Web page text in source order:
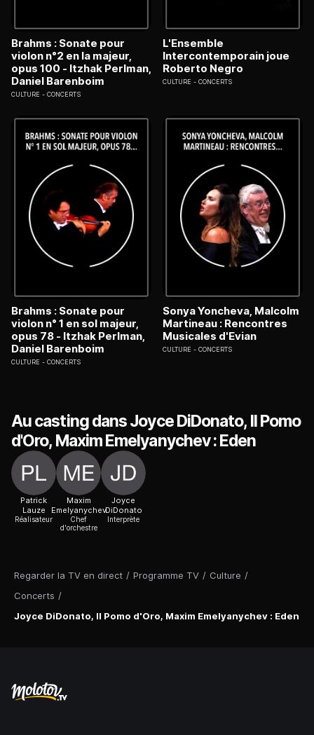
Regarder la TV en direct / Programme TV / Culture /
Concerts /
Joyce DiDonato, Il Pomo d'Oro, Maxim Emelyanychev : Eden
Brahms : Sonate pour
violon n°2 en la majeur,
opus 100 - Itzhak Perlman,
Daniel Barenboim
CULTURE CONCERTS
L'Ensemble
Intercontemporain joue
Roberto Negro
CULTURE CONCERTS
Brahms : Sonate pour
violon n° 1 en sol majeur,
opus 78 - Itzhak Perlman,
Daniel Barenboim
CULTURE CONCERTS
Sonya Yoncheva, Malcolm
Martineau : Rencontres
Musicales d'Evian
CULTURE CONCERTS
Au casting dans Joyce DiDonato, Il Pomo
d'Oro, Maxim Emelyanychev : Eden
Patrick
Lauze
Réalisateur
Maxim
Emelyanychev
Chef
d'orchestre
Joyce
DiDonato
Interprète